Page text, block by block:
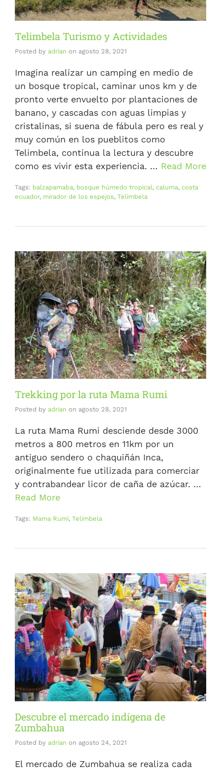
Telimbela Turismo y Actividades
Posted by adrian on agosto 28, 2021
Imagina realizar un camping en medio de
un bosque tropical, caminar unos km y de
pronto verte envuelto por plantaciones de
banano, y cascadas con aguas limpias y
cristalinas, si suena de fábula pero es real y
muy común en los pueblitos como
Telimbela, continua la lectura y descubre
como es vivir esta experiencia. … Read More
Tags: balzapamaba, bosque húmedo tropical, caluma, costa
ecuador, mirador de los espejos, Telimbela
Trekking por la ruta Mama Rumi
Posted by adrian on agosto 28, 2021
La ruta Mama Rumi desciende desde 3000
metros a 800 metros en 11km por un
antiguo sendero o chaquiñán Inca,
originalmente fue utilizada para comerciar
y contrabandear licor de caña de azúcar. …
Read More
Tags: Mama Rumi, Telimbela
Descubre el mercado indígena de
Zumbahua
Posted by adrian on agosto 24, 2021
El mercado de Zumbahua se realiza cada